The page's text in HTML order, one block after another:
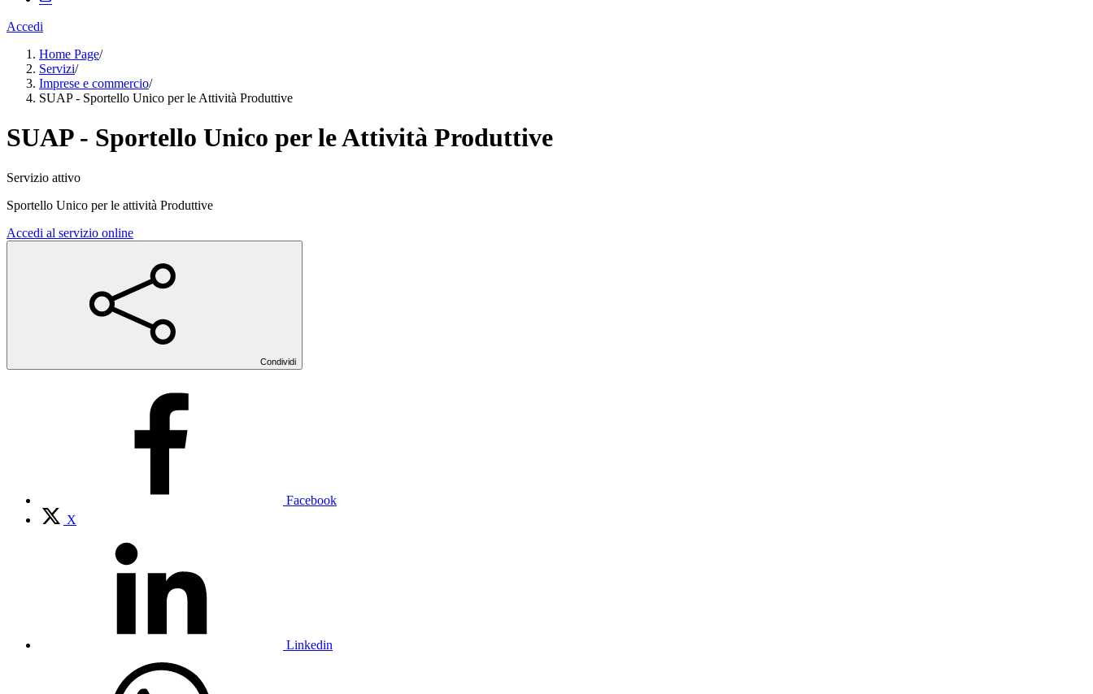
Accedi
Home Page/
Servizi/
Imprese e commercio/
SUAP - Sportello Unico per le Attività Produttive
SUAP - Sportello Unico per le Attività Produttive
Servizio attivo
Sportello Unico per le attività Produttive
Accedi al servizio online
Condividi
Facebook
X
Linkedin